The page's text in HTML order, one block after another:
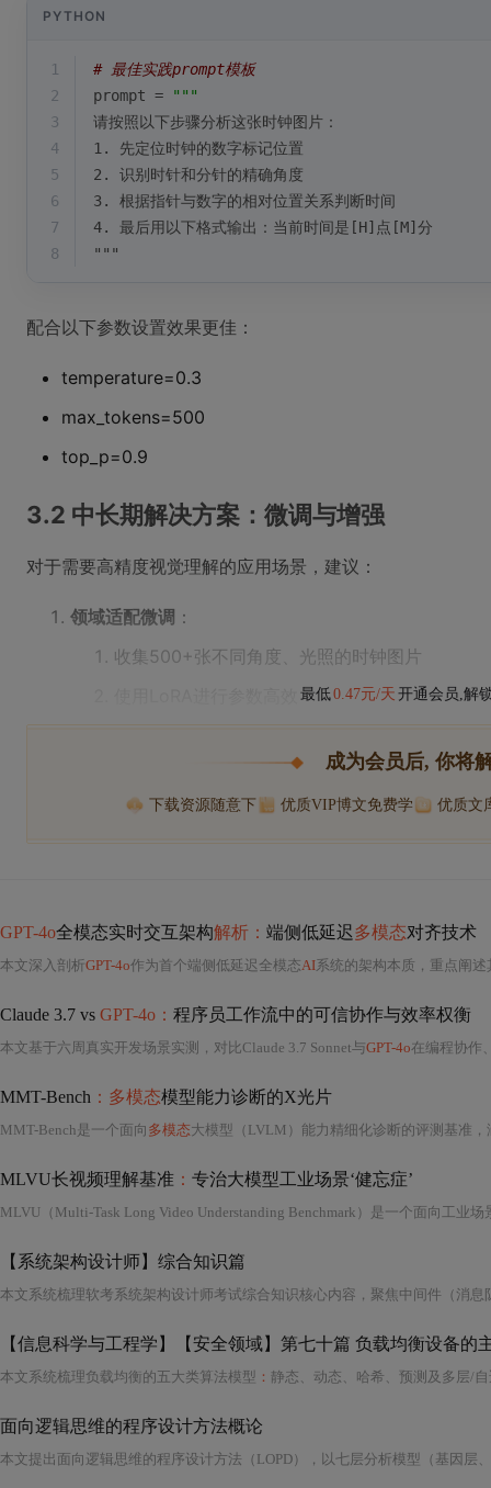
PYTHON
1
# 最佳实践prompt模板
2
prompt =
"""
3
请按照以下步骤分析这张时钟图片：
4
1. 先定位时钟的数字标记位置
5
2. 识别时针和分针的精确角度
6
3. 根据指针与数字的相对位置关系判断时间
7
4. 最后用以下格式输出：当前时间是[H]点[M]分
8
"""
配合以下参数设置效果更佳：
temperature=0.3
max_tokens=500
top_p=0.9
3.2 中长期解决方案：微调与增强
对于需要高精度视觉理解的应用场景，建议：
领域适配微调 ：
收集500+张不同角度、光照的时钟图片
最低0.47元/天 开通会员,解
成为会员后, 你将
下载资源随意下 优质VIP博文免费学 优质文
GPT-4o全模态实时交互架构解析： 端侧低延迟多模态对齐技术
本文深入剖析GPT-4o作为首个端侧低延迟全模态AI系统的架构本质，重点阐
Claude 3.7 vs GPT-4o： 程序员工作流中的可信协作与效率权衡
本文基于六周真实开发场景实测，对比Claude 3.7 Sonnet与GPT-4o在编程协作
MMT-Bench ：多模态模型能力诊断的X光片
MMT-Bench是一个面向 多模态大模型（LVLM）能力精细化诊断的评测基准，涵盖32K题库、162个子任务与13类真实图像，聚焦感知、推理与跨模态对齐三大维度。其核心创新
MLVU长视频理解基准 ： 专治大模型工业场景‘健忘症’
【系统架构设计师】综合知识篇
【信息科学与工程学】【安全领域】第七十篇 负载均衡设备的
本文系统梳理负载均衡的五大类算法模型 ： 静态、动态、哈希、预测及多层/自适应调度，并重点分析各类算法在ASIC、NPU及通用CPU（RISC-V/X86/ARM/龙
面向逻辑思维的程序设计方法概论